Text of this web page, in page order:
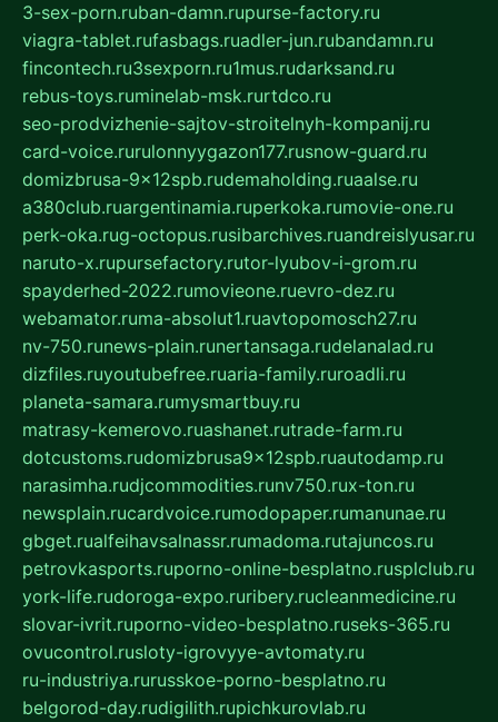
3-sex-porn.ruban-damn.rupurse-factory.ru
viagra-tablet.rufasbags.ruadler-jun.rubandamn.ru
fincontech.ru3sexporn.ru1mus.rudarksand.ru
rebus-toys.ruminelab-msk.rurtdco.ru
seo-prodvizhenie-sajtov-stroitelnyh-kompanij.ru
card-voice.rurulonnyygazon177.rusnow-guard.ru
domizbrusa-9x12spb.rudemaholding.ruaalse.ru
a380club.ruargentinamia.ruperkoka.rumovie-one.ru
perk-oka.rug-octopus.rusibarchives.ruandreislyusar.ru
naruto-x.rupursefactory.rutor-lyubov-i-grom.ru
spayderhed-2022.rumovieone.ruevro-dez.ru
webamator.ruma-absolut1.ruavtopomosch27.ru
nv-750.runews-plain.runertansaga.rudelanalad.ru
dizfiles.ruyoutubefree.ruaria-family.ruroadli.ru
planeta-samara.rumysmartbuy.ru
matrasy-kemerovo.ruashanet.rutrade-farm.ru
dotcustoms.rudomizbrusa9x12spb.ruautodamp.ru
narasimha.rudjcommodities.runv750.rux-ton.ru
newsplain.rucardvoice.rumodopaper.rumanunae.ru
gbget.rualfeihavsalnassr.rumadoma.rutajuncos.ru
petrovkasports.ruporno-online-besplatno.rusplclub.ru
york-life.rudoroga-expo.ruribery.rucleanmedicine.ru
slovar-ivrit.ruporno-video-besplatno.ruseks-365.ru
ovucontrol.rusloty-igrovyye-avtomaty.ru
ru-industriya.rurusskoe-porno-besplatno.ru
belgorod-day.rudigilith.rupichkurovlab.ru